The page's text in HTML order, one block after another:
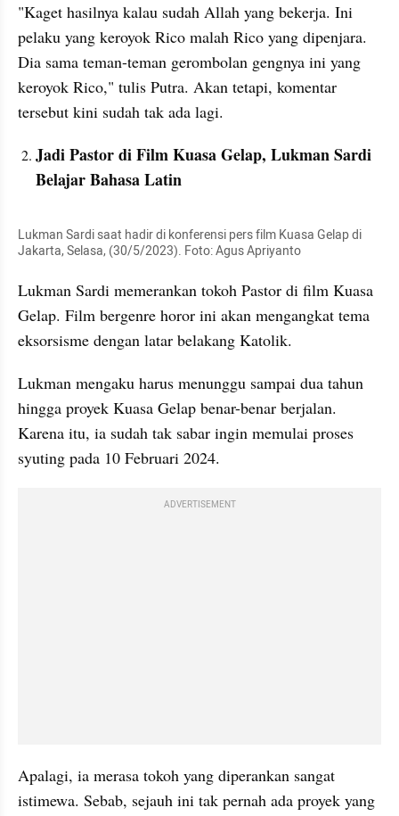
"Kaget hasilnya kalau sudah Allah yang bekerja. Ini
pelaku yang keroyok Rico malah Rico yang dipenjara.
Dia sama teman-teman gerombolan gengnya ini yang
keroyok Rico," tulis Putra. Akan tetapi, komentar
tersebut kini sudah tak ada lagi.
Jadi Pastor di Film Kuasa Gelap, Lukman Sardi
Belajar Bahasa Latin
Lukman Sardi saat hadir di konferensi pers film Kuasa Gelap di
Jakarta, Selasa, (30/5/2023). Foto: Agus Apriyanto
Lukman Sardi memerankan tokoh Pastor di film Kuasa
Gelap. Film bergenre horor ini akan mengangkat tema
eksorsisme dengan latar belakang Katolik.
Lukman mengaku harus menunggu sampai dua tahun
hingga proyek Kuasa Gelap benar-benar berjalan.
Karena itu, ia sudah tak sabar ingin memulai proses
syuting pada 10 Februari 2024.
ADVERTISEMENT
Apalagi, ia merasa tokoh yang diperankan sangat
istimewa. Sebab, sejauh ini tak pernah ada proyek yang